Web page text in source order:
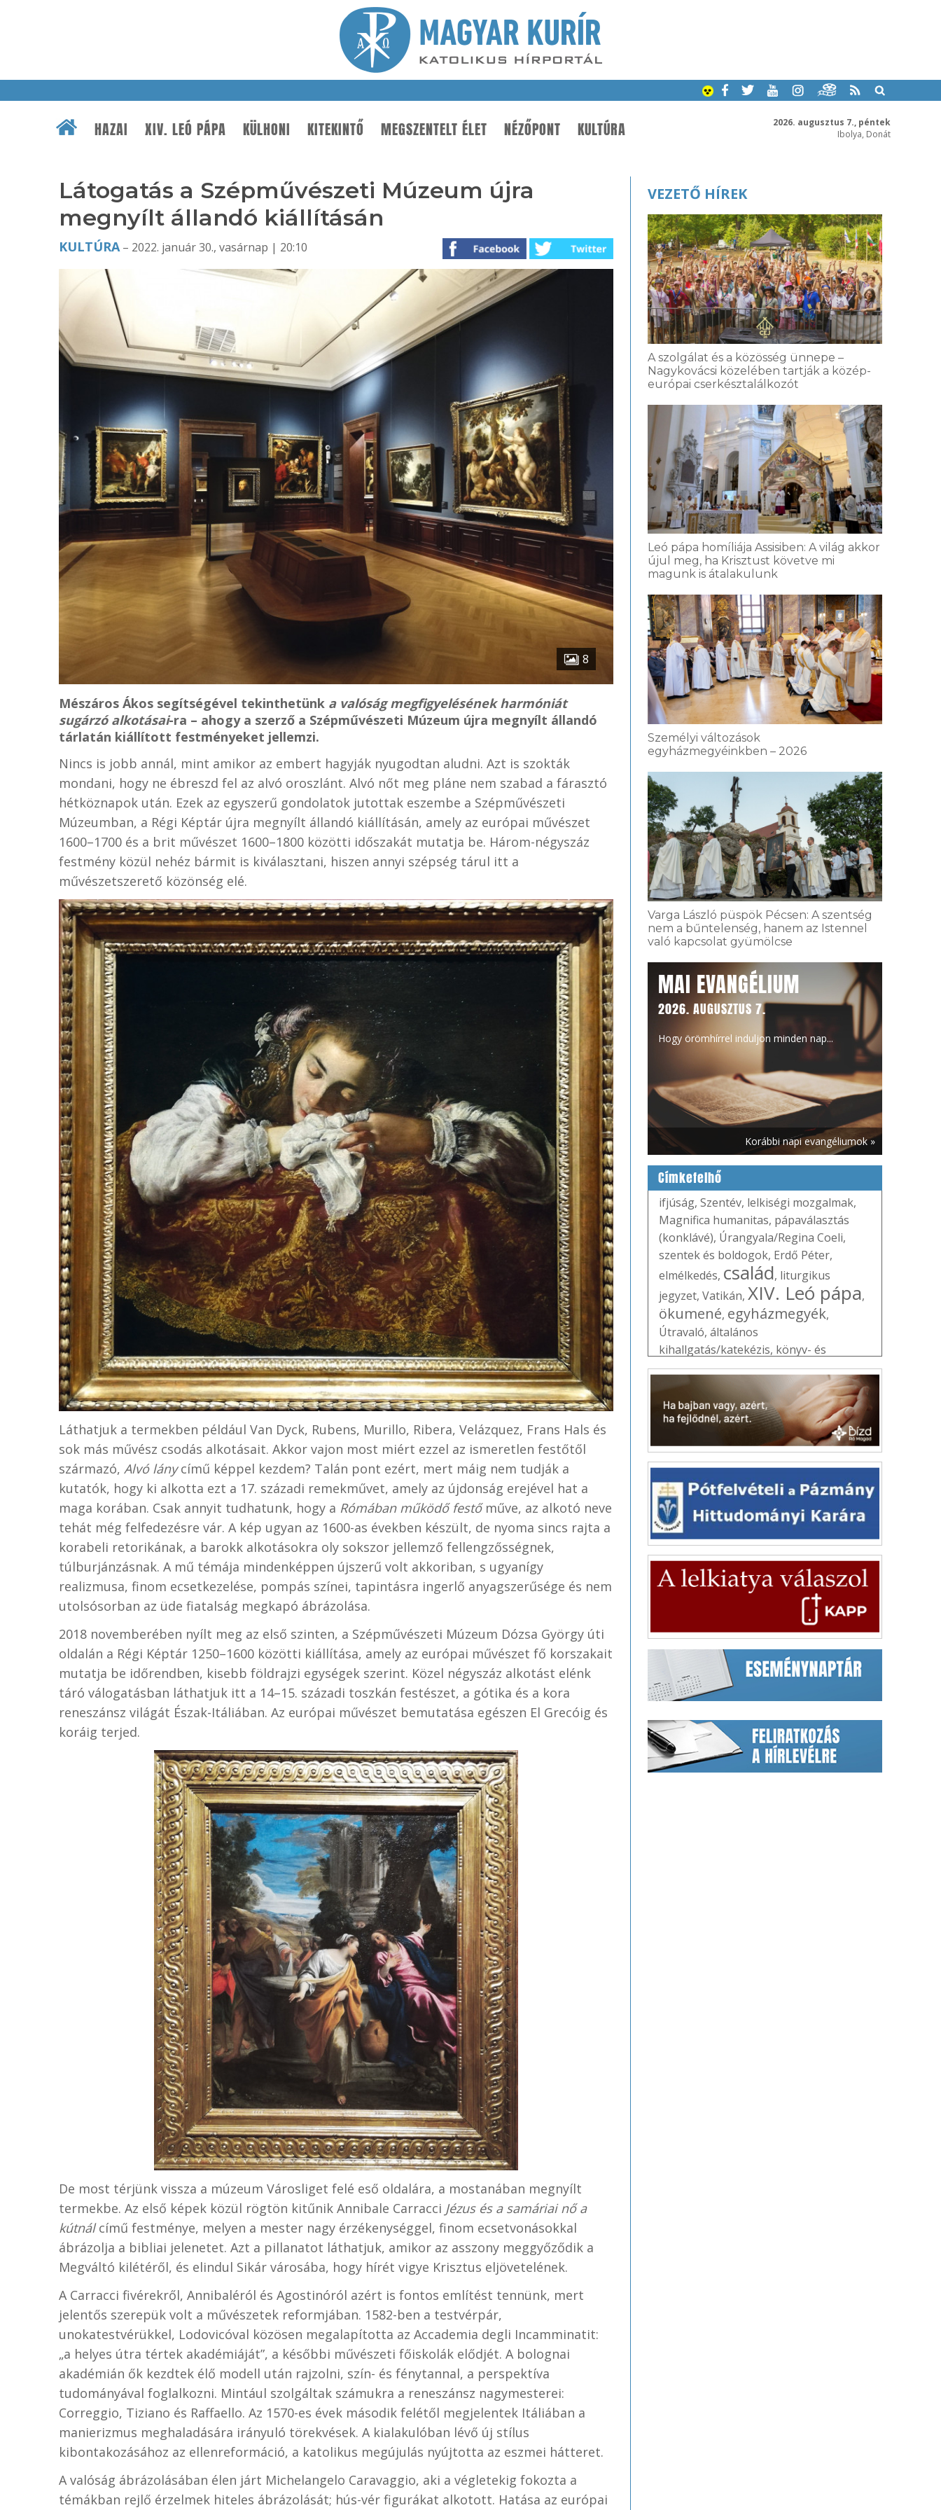
2026. augusztus 7., péntek
Ibolya, Donát
HAZAI XIV. LEÓ PÁPA KÜLHONI KITEKINTŐ MEGSZENTELT ÉLET NÉZŐPONT KULTÚRA
Látogatás a Szépművészeti Múzeum újra
megnyílt állandó kiállításán
KULTÚRA– 2022. január 30., vasárnap | 20:10
8
Mészáros Ákos segítségével tekinthetünk a valóság megfigyelésének harmóniát
sugárzó alkotásai-ra – ahogy a szerző a Szépművészeti Múzeum újra megnyílt állandó
tárlatán kiállított festményeket jellemzi.
Nincs is jobb annál, mint amikor az embert hagyják nyugodtan aludni. Azt is szokták
mondani, hogy ne ébreszd fel az alvó oroszlánt. Alvó nőt meg pláne nem szabad a fárasztó
hétköznapok után. Ezek az egyszerű gondolatok jutottak eszembe a Szépművészeti
Múzeumban, a Régi Képtár újra megnyílt állandó kiállításán, amely az európai művészet
1600–1700 és a brit művészet 1600–1800 közötti időszakát mutatja be. Három-négyszáz
festmény közül nehéz bármit is kiválasztani, hiszen annyi szépség tárul itt a
művészetszerető közönség elé.
Láthatjuk a termekben például Van Dyck, Rubens, Murillo, Ribera, Velázquez, Frans Hals és
sok más művész csodás alkotásait. Akkor vajon most miért ezzel az ismeretlen festőtől
származó, Alvó lánycímű képpel kezdem? Talán pont ezért, mert máig nem tudják a
kutatók, hogy ki alkotta ezt a 17. századi remekművet, amely az újdonság erejével hat a
maga korában. Csak annyit tudhatunk, hogy a Rómában működő festő műve, az alkotó neve
tehát még felfedezésre vár. A kép ugyan az 1600-as években készült, de nyoma sincs rajta a
korabeli retorikának, a barokk alkotásokra oly sokszor jellemző fellengzősségnek,
túlburjánzásnak. A mű témája mindenképpen újszerű volt akkoriban, s ugyanígy
realizmusa, finom ecsetkezelése, pompás színei, tapintásra ingerlő anyagszerűsége és nem
utolsósorban az üde fiatalság megkapó ábrázolása.
2018 novemberében nyílt meg az első szinten, a Szépművészeti Múzeum Dózsa György úti
oldalán a Régi Képtár 1250–1600 közötti kiállítása, amely az európai művészet fő korszakait
mutatja be időrendben, kisebb földrajzi egységek szerint. Közel négyszáz alkotást elénk
táró válogatásban láthatjuk itt a 14–15. századi toszkán festészet, a gótika és a kora
reneszánsz világát Észak-Itáliában. Az európai művészet bemutatása egészen El Grecóig és
koráig terjed.
De most térjünk vissza a múzeum Városliget felé eső oldalára, a mostanában megnyílt
termekbe. Az első képek közül rögtön kitűnik Annibale Carracci Jézus és a samáriai nő a
kútnálcímű festménye, melyen a mester nagy érzékenységgel, finom ecsetvonásokkal
ábrázolja a bibliai jelenetet. Azt a pillanatot láthatjuk, amikor az asszony meggyőződik a
Megváltó kilétéről, és elindul Sikár városába, hogy hírét vigye Krisztus eljövetelének.
A Carracci fivérekről, Annibaléról és Agostinóról azért is fontos említést tennünk, mert
jelentős szerepük volt a művészetek reformjában. 1582-ben a testvérpár,
unokatestvérükkel, Lodovicóval közösen megalapította az Accademia degli Incamminatit:
„a helyes útra tértek akadémiáját”, a későbbi művészeti főiskolák elődjét. A bolognai
akadémián ők kezdtek élő modell után rajzolni, szín- és fénytannal, a perspektíva
tudományával foglalkozni. Mintául szolgáltak számukra a reneszánsz nagymesterei:
Correggio, Tiziano és Raffaello. Az 1570-es évek második felétől megjelentek Itáliában a
manierizmus meghaladására irányuló törekvések. A kialakulóban lévő új stílus
kibontakozásához az ellenreformáció, a katolikus megújulás nyújtotta az eszmei hátteret.
A valóság ábrázolásában élen járt Michelangelo Caravaggio, aki a végletekig fokozta a
témákban rejlő érzelmek hiteles ábrázolását; hús-vér figurákat alkotott. Hatása az európai
VEZETŐ HÍREK
A szolgálat és a közösség ünnepe –
Nagykovácsi közelében tartják a közép-
európai cserkésztalálkozót
Leó pápa homíliája Assisiben: A világ akkor
újul meg, ha Krisztust követve mi
magunk is átalakulunk
Személyi változások
egyházmegyéinkben – 2026
Varga László püspök Pécsen: A szentség
nem a bűntelenség, hanem az Istennel
való kapcsolat gyümölcse
MAI EVANGÉLIUM
2026. AUGUSZTUS 7.
Hogy örömhírrel induljon minden nap...
Korábbi napi evangéliumok »
Címkefelhő
ifjúság, Szentév, lelkiségi mozgalmak,
Magnifica humanitas, pápaválasztás
(konklávé), Úrangyala/Regina Coeli,
szentek és boldogok, Erdő Péter,
elmélkedés, család, liturgikus
jegyzet, Vatikán, XIV. Leó pápa,
ökumené, egyházmegyék,
Útravaló, általános
kihallgatás/katekézis, könyv- és
filmajánló